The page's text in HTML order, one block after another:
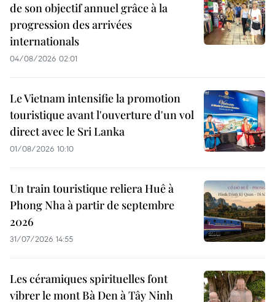
de son objectif annuel grâce à la
progression des arrivées
internationals
04/08/2026 02:01
Le Vietnam intensifie la promotion
touristique avant l'ouverture d'un vol
direct avec le Sri Lanka
01/08/2026 10:10
Un train touristique reliera Huê à
Phong Nha à partir de septembre
2026
31/07/2026 14:55
Les céramiques spirituelles font
vibrer le mont Bà Den à Tây Ninh